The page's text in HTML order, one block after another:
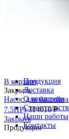
Продукция
Доставка
О компании
Наши работы
Контакты
В корзину
Закрыть
Насос для
7.5HP) 314010₽
Закрыть
Продукция